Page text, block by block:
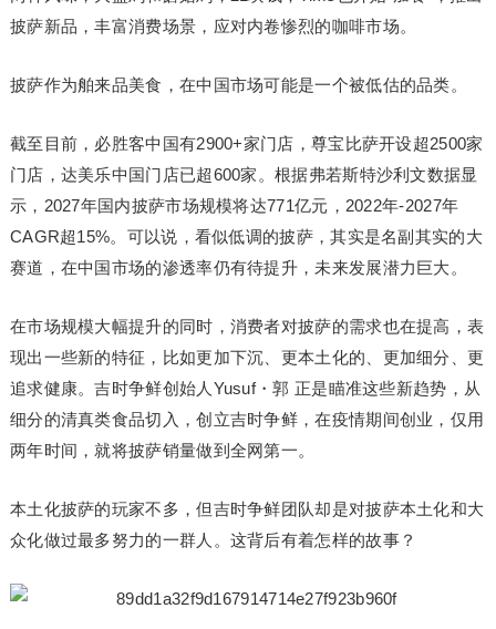
披萨新品，丰富消费场景，应对内卷惨烈的咖啡市场。
披萨作为舶来品美食，在中国市场可能是一个被低估的品类。
截至目前，必胜客中国有2900+家门店，尊宝比萨开设超2500家
门店，达美乐中国门店已超600家。根据弗若斯特沙利文数据显
示，2027年国内披萨市场规模将达771亿元，2022年-2027年
CAGR超15%。可以说，看似低调的披萨，其实是名副其实的大
赛道，在中国市场的渗透率仍有待提升，未来发展潜力巨大。
在市场规模大幅提升的同时，消费者对披萨的需求也在提高，表
现出一些新的特征，比如更加下沉、更本土化的、更加细分、更
追求健康。吉时争鲜创始人Yusuf・郭 正是瞄准这些新趋势，从
细分的清真类食品切入，创立吉时争鲜，在疫情期间创业，仅用
两年时间，就将披萨销量做到全网第一。
本土化披萨的玩家不多，但吉时争鲜团队却是对披萨本土化和大
众化做过最多努力的一群人。这背后有着怎样的故事？